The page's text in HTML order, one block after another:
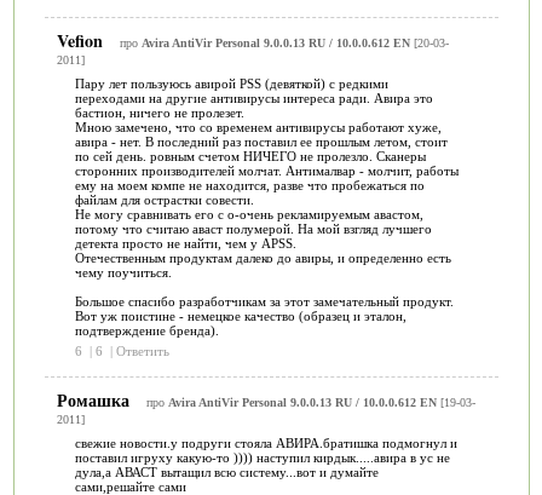
Vefion про Avira AntiVir Personal 9.0.0.13 RU / 10.0.0.612 EN[20-03-
2011]
Пару лет пользуюсь авирой PSS (девяткой) с редкими
переходами на другие антивирусы интереса ради. Авира это
бастион, ничего не пролезет.
Мною замечено, что со временем антивирусы работают хуже,
авира - нет. В последний раз поставил ее прошлым летом, стоит
по сей день. ровным счетом НИЧЕГО не пролезло. Сканеры
сторонних производителей молчат. Антималвар - молчит, работы
ему на моем компе не находится, разве что пробежаться по
файлам для острастки совести.
Не могу сравнивать его с о-очень рекламируемым авастом,
потому что считаю аваст полумерой. На мой взгляд лучшего
детекта просто не найти, чем у APSS.
Отечественным продуктам далеко до авиры, и определенно есть
чему поучиться.
Большое спасибо разработчикам за этот замечательный продукт.
Вот уж поистине - немецкое качество (образец и эталон,
подтверждение бренда).
6
| 6 | Ответить
Ромашка про Avira AntiVir Personal 9.0.0.13 RU / 10.0.0.612 EN[19-03-
2011]
свежие новости.у подруги стояла АВИРА.братишка подмогнул и
поставил игруху какую-то )))) наступил кирдык.....авира в ус не
дула,а АВАСТ вытащил всю систему...вот и думайте
сами,решайте сами